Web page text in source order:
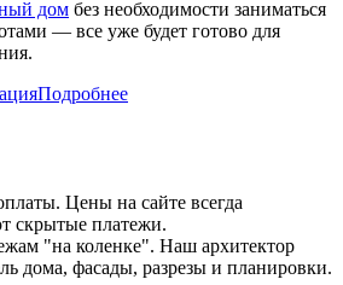
дом без необходимости заниматься
— все уже будет готово для
Подробнее
Цены на сайте всегда
скрытые платежи.
"на коленке". Наш архитектор
дома, фасады, разрезы и планировки.